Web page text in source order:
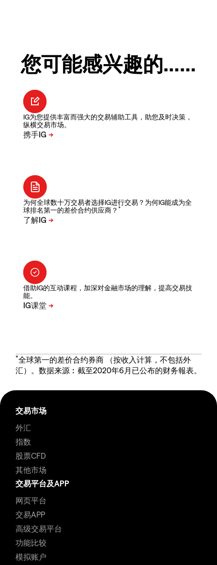
您可能感兴趣的……
IG为您提供丰富而强大的交易辅助工具，助您及时决策，
纵横交易市场。
为何全球数十万交易者选择IG进行交易？为何IG能成为全
球排名第一的差价合约供应商？ *
借助IG的互动课程，加深对金融市场的理解，提高交易技
能。
*全球第一的差价合约券商 （按收入计算，不包括外
汇）。数据来源︰截至2020年6月已公布的财务報表。
交易市场
外汇
指数
股票CFD
其他市场
交易平台及APP
网页平台
交易APP
高级交易平台
功能比较
模拟账户